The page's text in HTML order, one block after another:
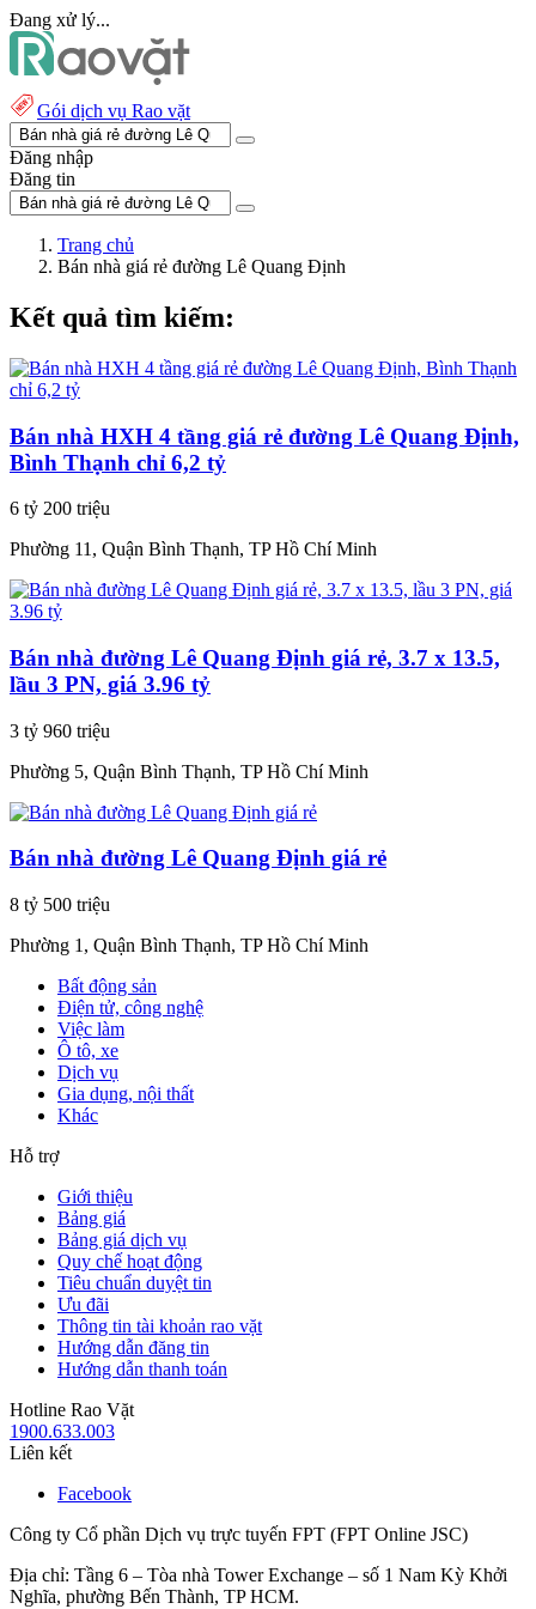
Đang xử lý...
Gói dịch vụ Rao vặt
Đăng nhập
Đăng tin
Trang chủ
Bán nhà giá rẻ đường Lê Quang Định
Kết quả tìm kiếm:
Bán nhà HXH 4 tầng giá rẻ đường Lê Quang Định,
Bình Thạnh chỉ 6,2 tỷ
6 tỷ 200 triệu
Phường 11, Quận Bình Thạnh, TP Hồ Chí Minh
Bán nhà đường Lê Quang Định giá rẻ, 3.7 x 13.5,
lầu 3 PN, giá 3.96 tỷ
3 tỷ 960 triệu
Phường 5, Quận Bình Thạnh, TP Hồ Chí Minh
Bán nhà đường Lê Quang Định giá rẻ
8 tỷ 500 triệu
Phường 1, Quận Bình Thạnh, TP Hồ Chí Minh
Bất động sản
Điện tử, công nghệ
Việc làm
Ô tô, xe
Dịch vụ
Gia dụng, nội thất
Khác
Hỗ trợ
Giới thiệu
Bảng giá
Bảng giá dịch vụ
Quy chế hoạt động
Tiêu chuẩn duyệt tin
Ưu đãi
Thông tin tài khoản rao vặt
Hướng dẫn đăng tin
Hướng dẫn thanh toán
Hotline Rao Vặt
1900.633.003
Liên kết
Facebook
Công ty Cổ phần Dịch vụ trực tuyến FPT (FPT Online JSC)
Địa chỉ: Tầng 6 – Tòa nhà Tower Exchange – số 1 Nam Kỳ Khởi
Nghĩa, phường Bến Thành, TP HCM.